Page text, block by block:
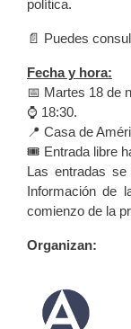
política.
📄 Puedes
Fecha y hora:
📅 Martes 18 de
⌚️ 18:30.
📍 Casa de
🎟️ Entrada libre
Las entradas
Información de
comienzo de la
Organizan: